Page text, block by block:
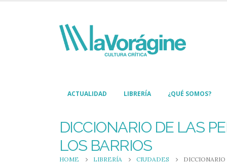
ACTUALIDAD LIBRERÍA ¿QUÉ SOMOS?
DICCIONARIO DE LAS
LOS BARRIOS
HOME LIBRERÍA CIUDADES